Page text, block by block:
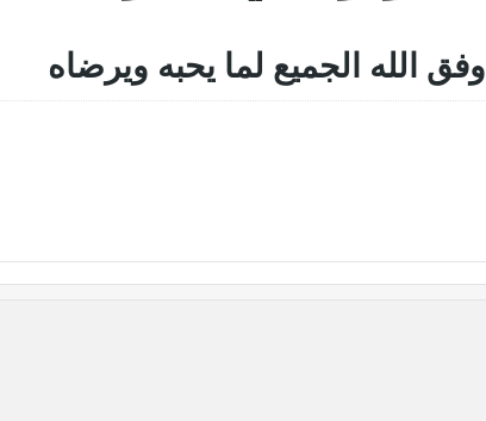
وفق الله الجميع لما يحبه ويرضاه